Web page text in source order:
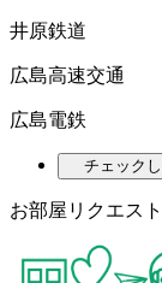
井原鉄道
広島高速交通
広島電鉄
チェック
お部屋リクエス